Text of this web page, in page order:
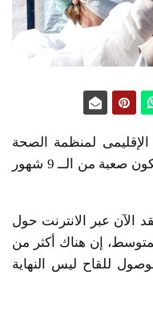
الإقليمى لمنظمة الصحة
لشرق المتوسط، الفترة المقبلة ستكون صعبة من الــ 9 شهور
الآن عبر الانترنت حول
إن هناك أكثر من
للقاح ليس النهاية